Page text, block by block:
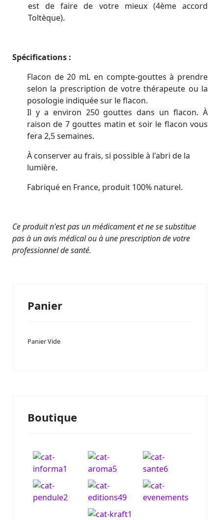
est de faire de votre mieux (4ème accord
Toltèque).
Spécifications :
Flacon de 20 mL en compte-gouttes à prendre
selon la prescription de votre thérapeute ou la
posologie indiquée sur le flacon.
Il y a environ 250 gouttes dans un flacon. À
raison de 7 gouttes matin et soir le flacon vous
fera 2,5 semaines.
À conserver au frais, si possible à l'abri de la
lumière.
Fabriqué en France, produit 100% naturel.
Ce produit n'est pas un médicament et ne se substitue
pas à un avis médical ou à une prescription de votre
professionnel de santé.
Panier
Panier Vide
Boutique